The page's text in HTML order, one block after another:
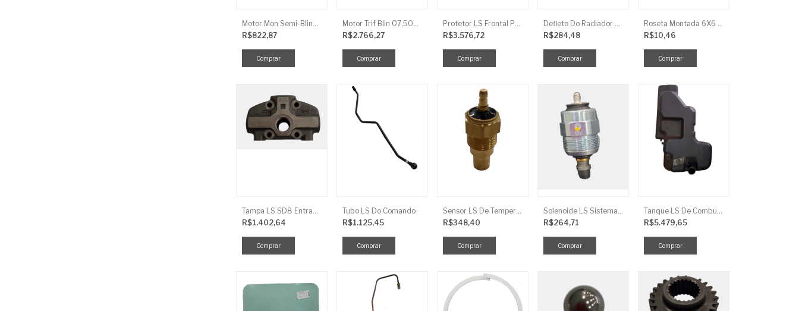
Motor Mon Semi-Blind 00,50CV 4P IP44
R$822,87
Motor Trif Blin 07,50CV 2P 04 V IP56
R$2.766,27
Protetor LS Frontal Para-Lama LE SBG870FCI
R$3.576,72
Defleto Do Radiador LS TRG170
R$284,48
Roseta Montada 6X6 Soja Universal
R$10,46
Tampa LS SD8 Entrada TRG 827
R$1.402,64
Tubo LS Do Comando
R$1.125,45
Sensor LS De Temperatura TRG750
R$348,40
Solenoide LS Sistema De Combustivel Q1250156
R$264,71
Tanque LS De Combustivel TRG040
R$5.479,65